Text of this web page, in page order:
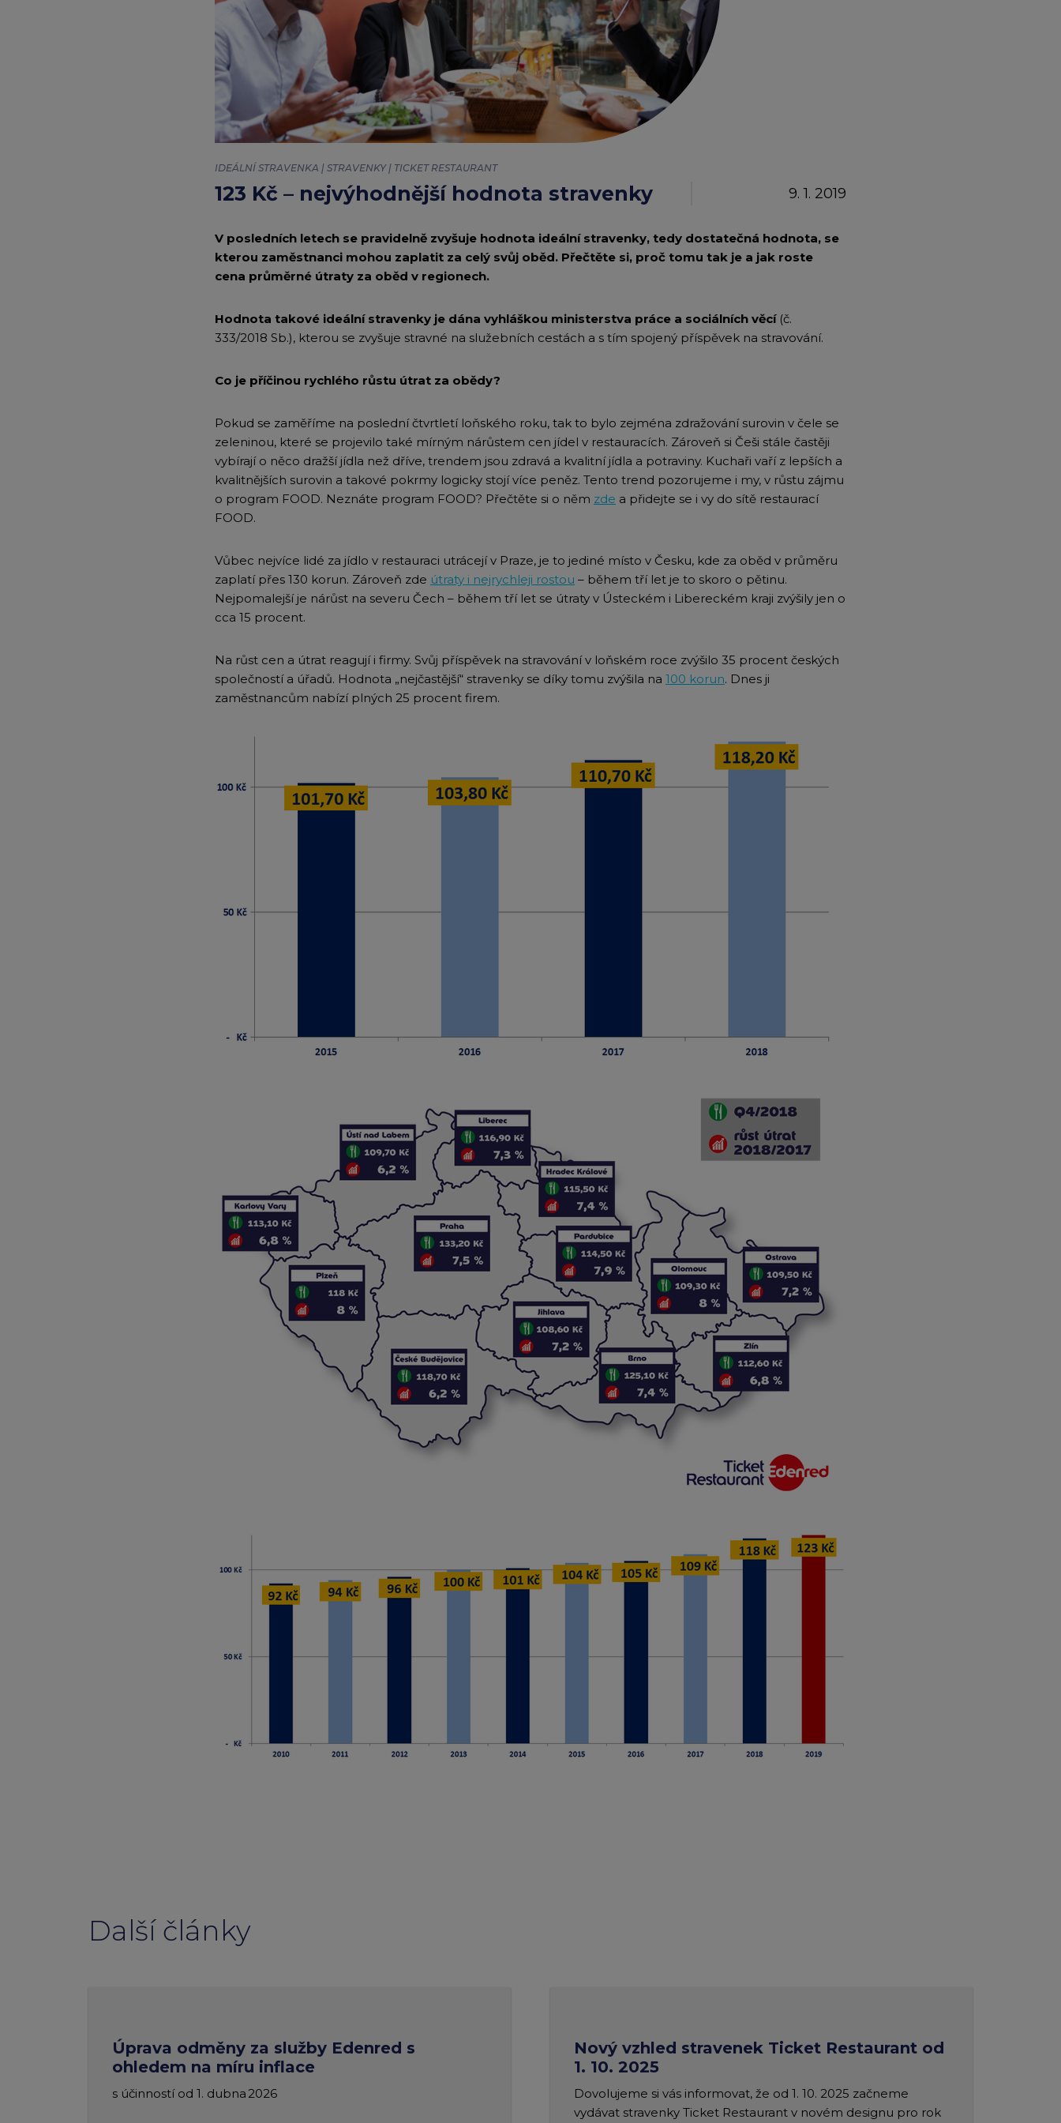
Edenred Benefity Premium
Návod k přihlášení
IDEÁLNÍ STRAVENKA | STRAVENKY | TICKET RESTAURANT
123 Kč – nejvýhodnější hodnota stravenky 9. 1. 2019
V posledních letech se pravidelně zvyšuje hodnota ideální stravenky, tedy dostatečná hodnota, se
kterou zaměstnanci mohou zaplatit za celý svůj oběd. Přečtěte si, proč tomu tak je a jak roste
cena průměrné útraty za oběd v regionech.
Hodnota takové ideální stravenky je dána vyhláškou ministerstva práce a sociálních věcí(č.
333/2018 Sb.), kterou se zvyšuje stravné na služebních cestách a s tím spojený příspěvek na stravování.
Co je příčinou rychlého růstu útrat za obědy?
Pokud se zaměříme na poslední čtvrtletí loňského roku, tak to bylo zejména zdražování surovin v čele se
zeleninou, které se projevilo také mírným nárůstem cen jídel v restauracích. Zároveň si Češi stále častěji
vybírají o něco dražší jídla než dříve, trendem jsou zdravá a kvalitní jídla a potraviny. Kuchaři vaří z lepších a
kvalitnějších surovin a takové pokrmy logicky stojí více peněz. Tento trend pozorujeme i my, v růstu zájmu
o program FOOD. Neznáte program FOOD? Přečtěte si o něm zde a přidejte se i vy do sítě restaurací
FOOD.
Vůbec nejvíce lidé za jídlo v restauraci utrácejí v Praze, je to jediné místo v Česku, kde za oběd v průměru
zaplatí přes 130 korun. Zároveň zde útraty i nejrychleji rostou – během tří let je to skoro o pětinu.
Nejpomalejší je nárůst na severu Čech – během tří let se útraty v Ústeckém i Libereckém kraji zvýšily jen o
cca 15 procent.
Na růst cen a útrat reagují i firmy. Svůj příspěvek na stravování v loňském roce zvýšilo 35 procent českých
společností a úřadů. Hodnota „nejčastější“ stravenky se díky tomu zvýšila na 100 korun. Dnes ji
zaměstnancům nabízí plných 25 procent firem.
Další články
Úprava odměny za služby Edenred s
ohledem na míru inflace
s účinností od 1. dubna 2026
Nový vzhled stravenek Ticket Restaurant od
1. 10. 2025
Dovolujeme si vás informovat, že od 1. 10. 2025 začneme
vydávat stravenky Ticket Restaurant v novém designu pro rok